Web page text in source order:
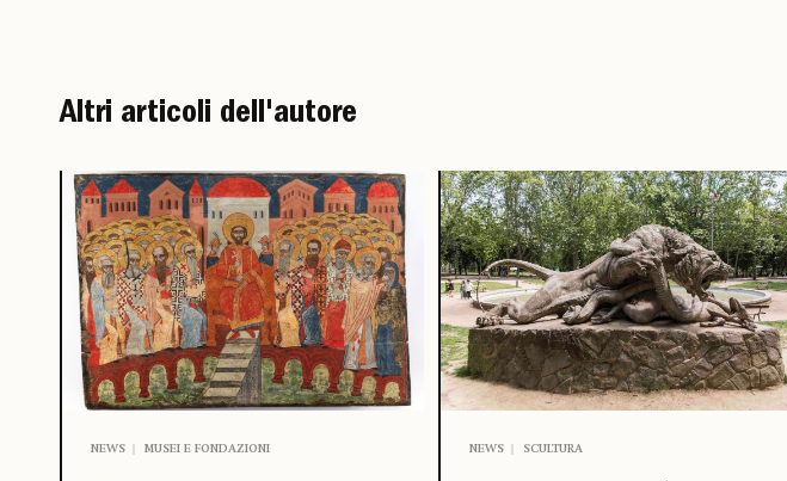
Altri articoli dell'autore
NEWS MUSEI E FONDAZIONI NEWS SCULTURA